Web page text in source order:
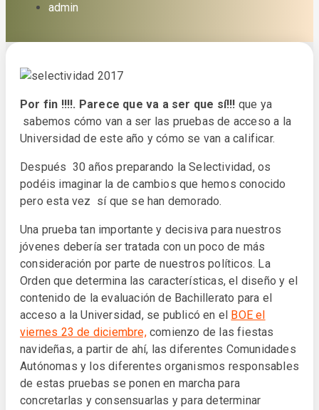
admin
Por fin !!!!. Parece que va a ser que sí!!! que ya
sabemos cómo van a ser las pruebas de acceso a la
Universidad de este año y cómo se van a calificar.
Después 30 años preparando la Selectividad, os
podéis imaginar la de cambios que hemos conocido
pero esta vez sí que se han demorado.
Una prueba tan importante y decisiva para nuestros
jóvenes debería ser tratada con un poco de más
consideración por parte de nuestros políticos. La
Orden que determina las características, el diseño y el
contenido de la evaluación de Bachillerato para el
acceso a la Universidad, se publicó en el BOE el
viernes 23 de diciembre,comienzo de las fiestas
navideñas, a partir de ahí, las diferentes Comunidades
Autónomas y los diferentes organismos responsables
de estas pruebas se ponen en marcha para
concretarlas y consensuarlas y para determinar